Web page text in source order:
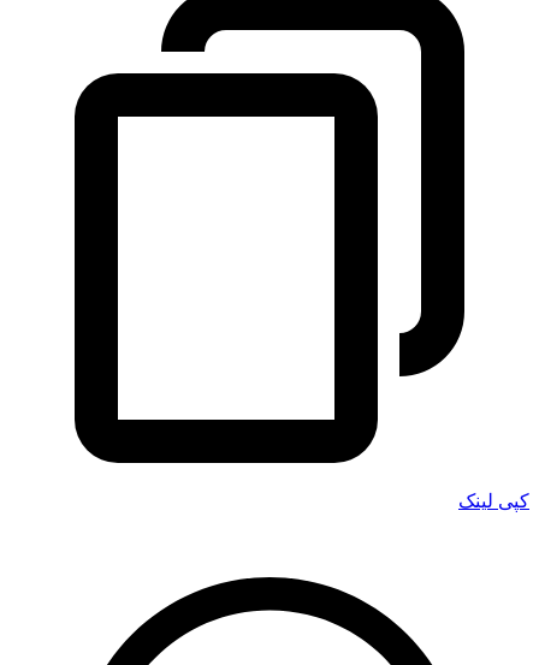
کپی لینک